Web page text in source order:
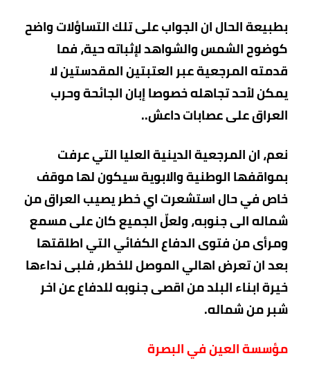
بطبيعة الحال ان الجواب على تلك التساؤلات واضح
كوضوح الشمس والشواهد لإثباته حية، فما
قدمته المرجعية عبر العتبتين المقدستين لا
يمكن لأحد تجاهله خصوصا إبان الجائحة وحرب
العراق على عصابات داعش..
نعم، ان المرجعية الدينية العليا التي عرفت
بمواقفها الوطنية والابوية سيكون لها موقف
خاص في حال استشعرت اي خطر يصيب العراق من
شماله الى جنوبه، ولعلّ الجميع كان على مسمع
ومرأى من فتوى الدفاع الكفائي التي اطلقتها
بعد ان تعرض اهالي الموصل للخطر، فلبى نداءها
خيرة ابناء البلد من اقصى جنوبه للدفاع عن اخر
شبر من شماله.
مؤسسة العين في البصرة